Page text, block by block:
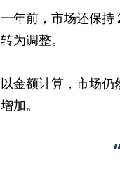
一年前，市场还保持
转为调整。
以金额计算，市场仍
增加。